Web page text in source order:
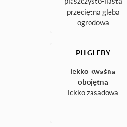
przeciętna gleba
ogrodowa
PH GLEBY
lekko kwaśna
obojętna
lekko zasadowa